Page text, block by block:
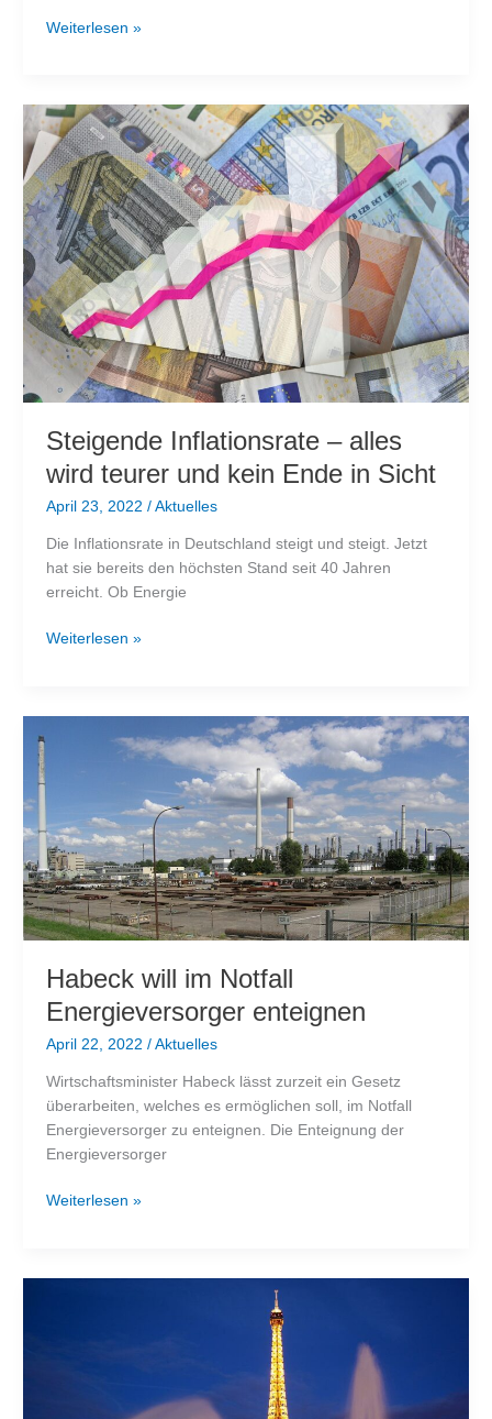
Getreidepreise
Weiterlesen »
Steigende Inflationsrate – alles
wird teurer und kein Ende in Sicht
April 23, 2022 / Aktuelles
Die Inflationsrate in Deutschland steigt und steigt. Jetzt
hat sie bereits den höchsten Stand seit 40 Jahren
erreicht. Ob Energie
Steigende
und
Ende
in
Sicht
Weiterlesen »
Habeck will im Notfall
Energieversorger enteignen
April 22, 2022 / Aktuelles
Wirtschaftsminister Habeck lässt zurzeit ein Gesetz
überarbeiten, welches es ermöglichen soll, im Notfall
Energieversorger zu enteignen. Die Enteignung der
Energieversorger
Habeck
Weiterlesen »